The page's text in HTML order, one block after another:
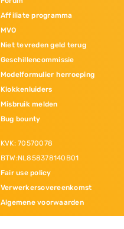
Affiliate programma
MVO
Niet tevreden geld terug
Geschillencommissie
Modelformulier herroeping
Klokkenluiders
Misbruik melden
Bug bounty
KVK: 70570078
BTW:NL858378140B01
Fair use policy
Verwerkersovereenkomst
Algemene voorwaarden